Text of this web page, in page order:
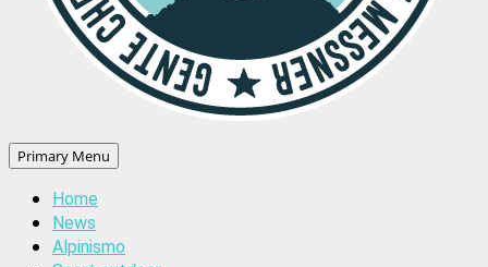
Primary Menu
Home
News
Alpinismo